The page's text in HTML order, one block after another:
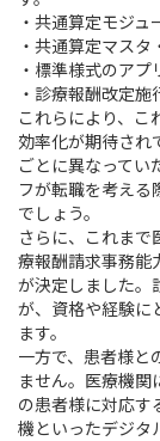
・共通算定モジ
・共通算定マス
・標準様式のア
・診療報酬改定
これらにより、こ
効率化が期待され
ごとに異なってい
フが転職を考える
でしょう。
さらに、これま
療報酬請求事務能
が決定しました。
が、資格や経験に
ます。
一方で、患者様と
ません。医療機関
の患者様に対応す
機といったデジタ